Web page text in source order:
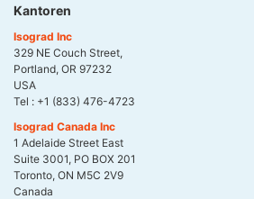
Kantoren
Isograd Inc
329 NE Couch Street,
Portland, OR 97232
USA
Tel : +1 (833) 476-4723
Isograd Canada Inc
1 Adelaide Street East
Suite 3001, PO BOX 201
Toronto, ON M5C 2V9
Canada